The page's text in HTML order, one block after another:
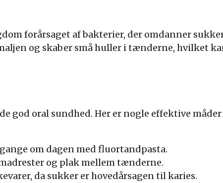
forårsaget af bakterier, der omdanner
og skaber små huller i tænderne, hvilket
god oral sundhed. Her er nogle effektive måder
om dagen med fluortandpasta.
og plak mellem tænderne.
da sukker er hovedårsagen til karies.